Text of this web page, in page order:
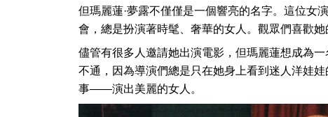
但瑪麗蓮·夢露不僅僅是一個響亮的名字。這位女
會，總是扮演著時髦、奢華的女人。觀眾們喜歡
儘管有很多人邀請她出演電影，但瑪麗蓮想成為
不通，因為導演們總是只在她身上看到迷人洋娃
事——演出美麗的女人。